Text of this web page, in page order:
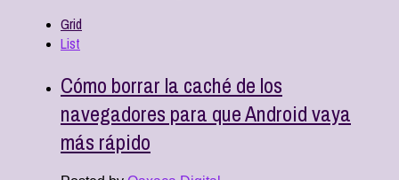
Grid
List
Cómo borrar la caché de los
navegadores para que Android vaya
más rápido